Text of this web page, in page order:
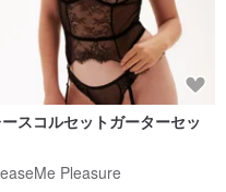
ースコルセットガーターセッ
Pleasure